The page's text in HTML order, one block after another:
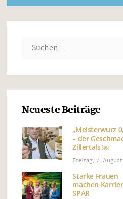
Neueste Beiträge
„Meisterwurz
– der
Zillertals ￼
Freitag, 7.
Starke Frauen
machen
SPAR